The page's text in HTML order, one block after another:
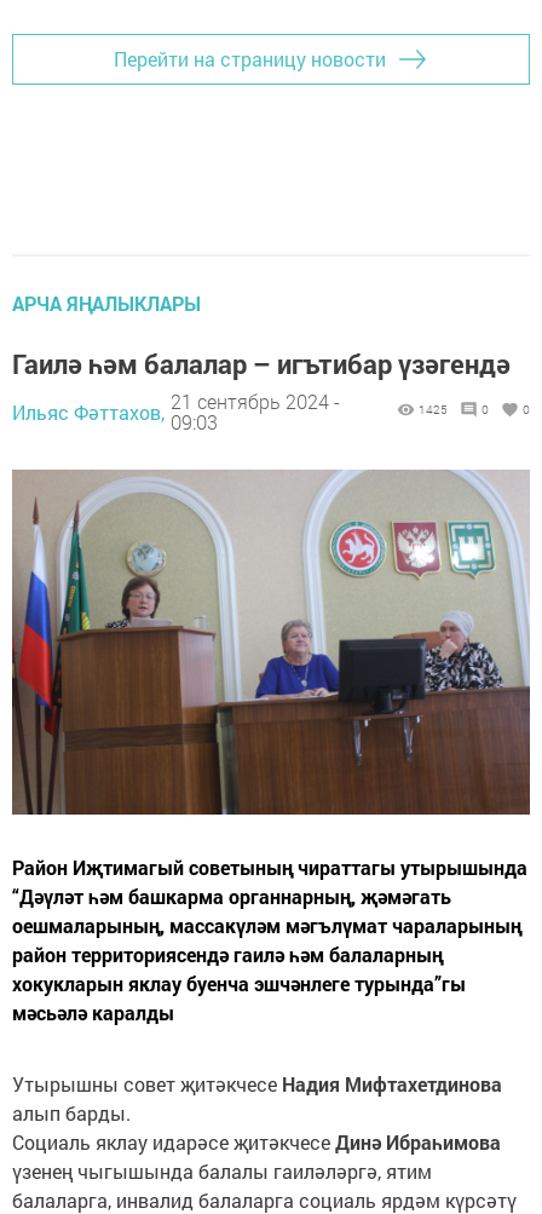
Перейти на страницу новости
АРЧА ЯҢАЛЫКЛАРЫ
Гаилә һәм балалар – игътибар үзәгендә
Ильяс Фәттахов, 21 сентябрь 2024 -
09:03
1425 0 0
Район Иҗтимагый советының чираттагы утырышында
“Дәүләт һәм башкарма органнарның, җәмәгать
оешмаларының, массакүләм мәгълүмат чараларының
район территориясендә гаилә һәм балаларның
хокукларын яклау буенча эшчәнлеге турында”гы
мәсьәлә каралды
Утырышны совет җитәкчесе Надия Мифтахетдинова
алып барды.
Социаль яклау идарәсе җитәкчесеДинә Ибраһимова
үзенең чыгышында балалы гаиләләргә, ятим
балаларга, инвалид балаларга социаль ярдәм күрсәтү